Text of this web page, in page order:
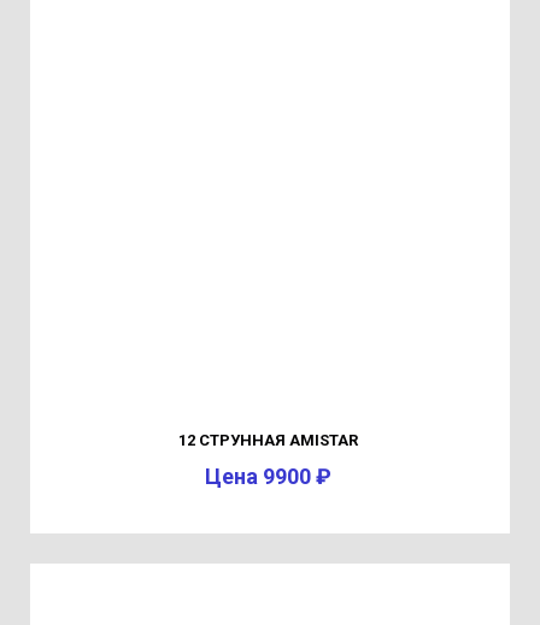
12 СТРУННАЯ AMISTAR
Цена 9900 ₽